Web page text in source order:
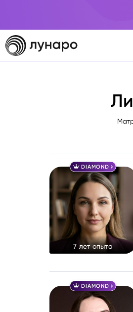
DIAMOND
7 лет опыта
DIAMOND